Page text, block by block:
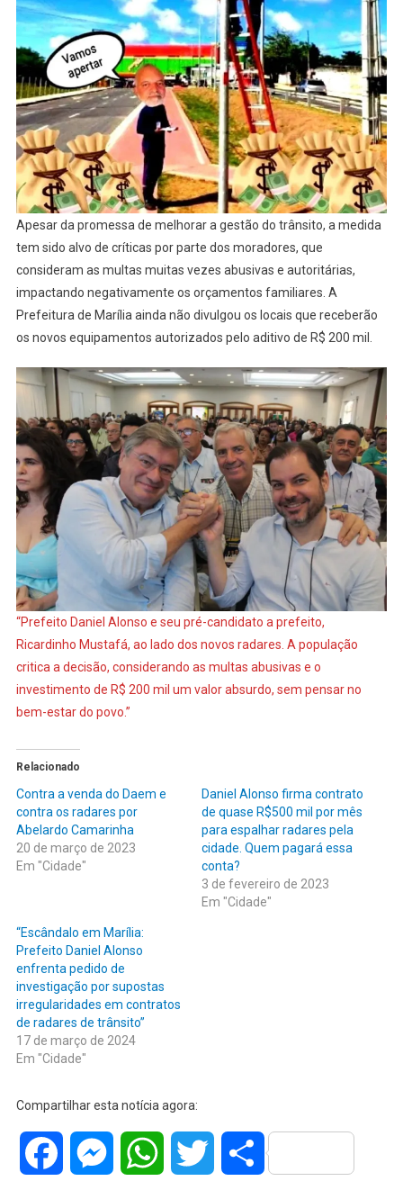
Apesar da promessa de melhorar a gestão do trânsito, a medida
tem sido alvo de críticas por parte dos moradores, que
consideram as multas muitas vezes abusivas e autoritárias,
impactando negativamente os orçamentos familiares. A
Prefeitura de Marília ainda não divulgou os locais que receberão
os novos equipamentos autorizados pelo aditivo de R$ 200 mil.
“Prefeito Daniel Alonso e seu pré-candidato a prefeito,
Ricardinho Mustafá, ao lado dos novos radares. A população
critica a decisão, considerando as multas abusivas e o
investimento de R$ 200 mil um valor absurdo, sem pensar no
bem-estar do povo.”
Relacionado
Contra a venda do Daem e
contra os radares por
Abelardo Camarinha
20 de março de 2023
Em "Cidade"
Daniel Alonso firma contrato
de quase R$500 mil por mês
para espalhar radares pela
cidade. Quem pagará essa
conta?
3 de fevereiro de 2023
Em "Cidade"
“Escândalo em Marília:
Prefeito Daniel Alonso
enfrenta pedido de
investigação por supostas
irregularidades em contratos
de radares de trânsito”
17 de março de 2024
Em "Cidade"
Compartilhar esta notícia agora:
Facebook MessengerWhatsAppTwitter Share